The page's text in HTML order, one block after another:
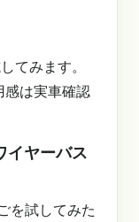
てみます。
は実車確認
イヤーバス
を試してみた